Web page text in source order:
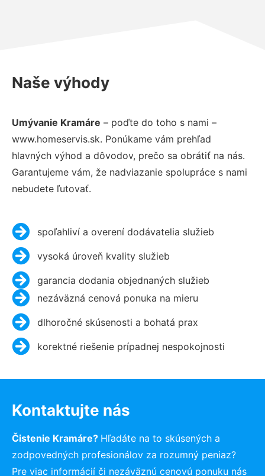
Naše výhody
Umývanie Kramáre – poďte do toho s nami –
www.homeservis.sk. Ponúkame vám prehľad
hlavných výhod a dôvodov, prečo sa obrátiť na nás.
Garantujeme vám, že nadviazanie spolupráce s nami
nebudete ľutovať.
spoľahliví a overení dodávatelia služieb
vysoká úroveň kvality služieb
garancia dodania objednaných služieb
nezáväzná cenová ponuka na mieru
dlhoročné skúsenosti a bohatá prax
korektné riešenie prípadnej nespokojnosti
Kontaktujte nás
Čistenie Kramáre? Hľadáte na to skúsených a
zodpovedných profesionálov za rozumný peniaz?
Pre viac informácií či nezáväznú cenovú ponuku nás